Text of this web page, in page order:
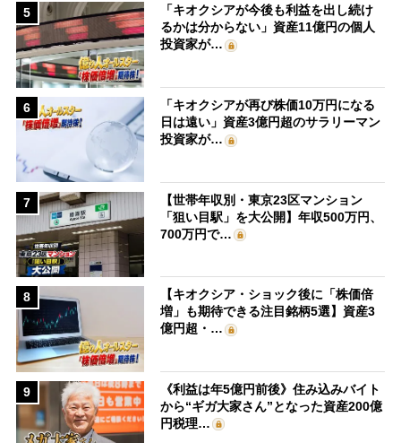
5
「キオクシアが今後も利益を出し続け
るかは分からない」資産11億円の個人
投資家が…
6
「キオクシアが再び株価10万円になる
日は遠い」資産3億円超のサラリーマン
投資家が…
7
【世帯年収別・東京23区マンション
「狙い目駅」を大公開】年収500万円、
700万円で…
8
【キオクシア・ショック後に「株価倍
増」も期待できる注目銘柄5選】資産3
億円超・…
9
《利益は年5億円前後》住み込みバイト
から“ギガ大家さん”となった資産200億
円税理…